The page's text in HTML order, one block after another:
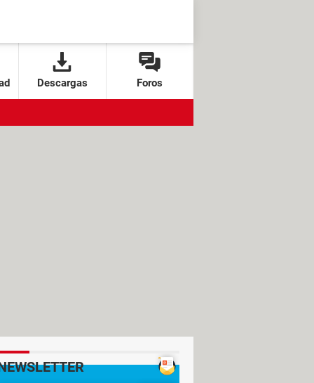
Descargas Foros